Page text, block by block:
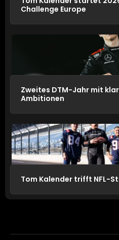
Challenge Europe
Zweites DTM-Jahr mit
Ambitionen
Tom Kalender trifft NFL-